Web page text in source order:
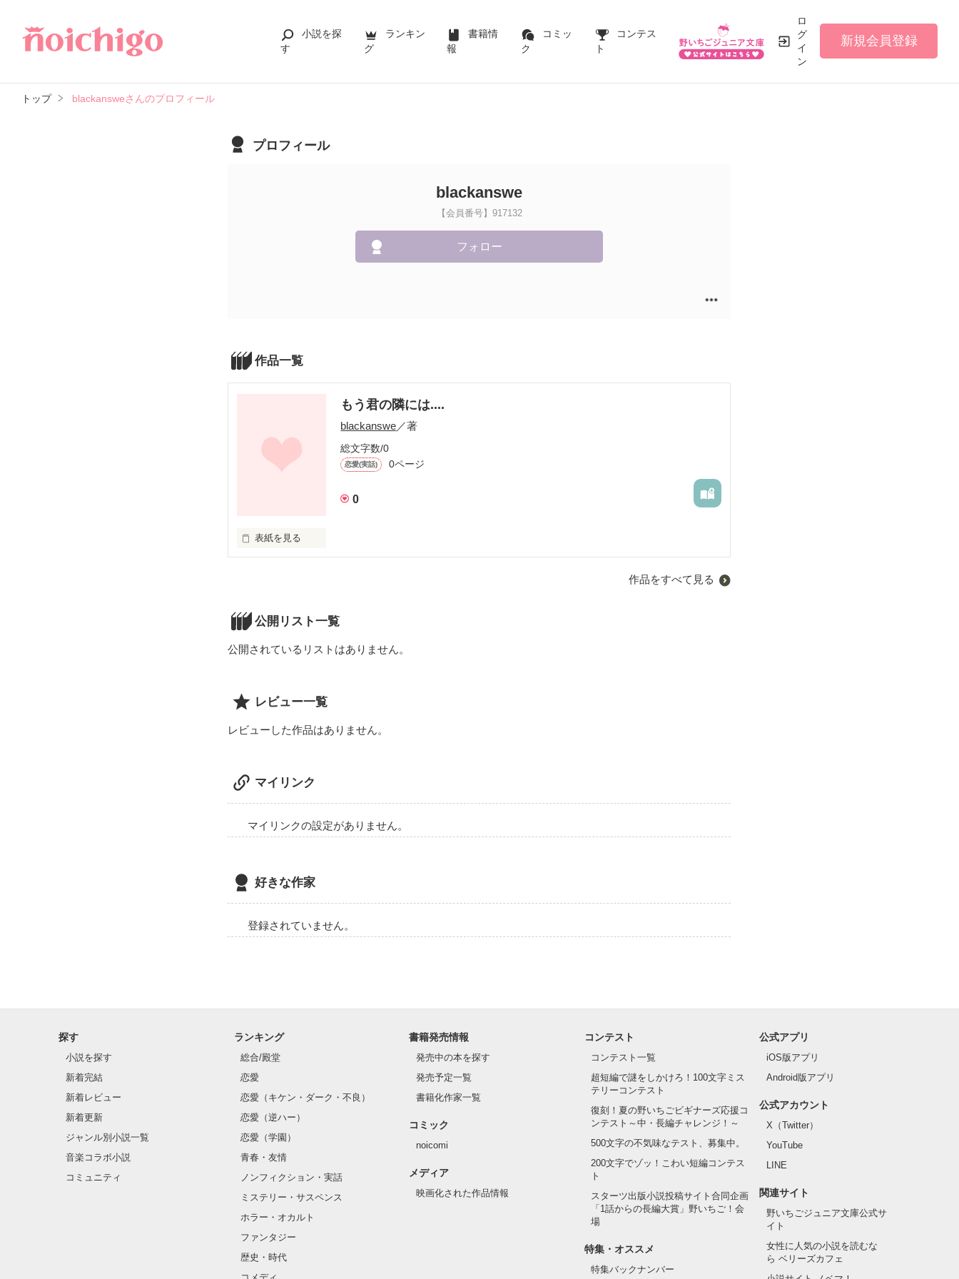
小説を探
す
ランキン
グ
書籍情
報
コミッ
ク
コンテス
ト
ロ
グ
イ
ン
新規会員登録
トップ blackansweさんのプロフィール
プロフィール
blackanswe
【会員番号】917132
フォロー
作品一覧
もう君の隣には....
blackanswe／著
総文字数/0
恋愛(実話) 0ページ
0
表紙を見る
なくなってしまった。悲しみにくれた時、1人の彼祐希と出会う、仲良くなるうちにあいりと祐希は恋
作品をすべて見る
公開リスト一覧
公開されているリストはありません。
レビュー一覧
レビューした作品はありません。
マイリンク
マイリンクの設定がありません。
好きな作家
登録されていません。
探す
小説を探す
新着完結
新着レビュー
新着更新
ジャンル別小説一覧
音楽コラボ小説
コミュニティ
ランキング
総合/殿堂
恋愛
恋愛（キケン・ダーク・不良）
恋愛（逆ハー）
恋愛（学園）
青春・友情
ノンフィクション・実話
ミステリー・サスペンス
ホラー・オカルト
ファンタジー
歴史・時代
書籍発売情報
発売中の本を探す
発売予定一覧
書籍化作家一覧
コミック
noicomi
メディア
映画化された作品情報
コンテスト
コンテスト一覧
超短編で謎をしかけろ！100文字ミス
テリーコンテスト
復刻！夏の野いちごビギナーズ応援コ
ンテスト～中・長編チャレンジ！～
500文字の不気味なテスト、募集中。
200文字でゾッ！こわい短編コンテス
ト
スターツ出版小説投稿サイト合同企画
「1話からの長編大賞」野いちご！会
場
特集・オススメ
特集バックナンバー
公式アプリ
iOS版アプリ
Android版アプリ
公式アカウント
X（Twitter）
YouTube
LINE
関連サイト
野いちごジュニア文庫公式サ
イト
女性に人気の小説を読むな
ら ベリーズカフェ